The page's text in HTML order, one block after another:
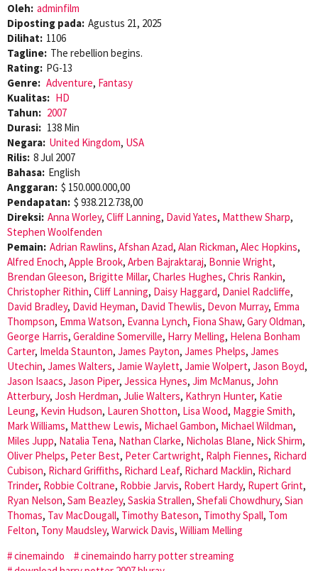
Oleh: adminfilm
Diposting pada: Agustus 21, 2025
Dilihat: 1106
Tagline: The rebellion begins.
Rating: PG-13
Genre: Adventure, Fantasy
Kualitas: HD
Tahun: 2007
Durasi: 138 Min
Negara: United Kingdom, USA
Rilis: 8 Jul 2007
Bahasa: English
Anggaran: $ 150.000.000,00
Pendapatan: $ 938.212.738,00
Direksi: Anna Worley, Cliff Lanning, David Yates, Matthew Sharp,
Stephen Woolfenden
Pemain: Adrian Rawlins, Afshan Azad, Alan Rickman, Alec Hopkins,
Alfred Enoch, Apple Brook, Arben Bajraktaraj, Bonnie Wright,
Brendan Gleeson, Brigitte Millar, Charles Hughes, Chris Rankin,
Christopher Rithin, Cliff Lanning, Daisy Haggard, Daniel Radcliffe,
David Bradley, David Heyman, David Thewlis, Devon Murray, Emma
Thompson, Emma Watson, Evanna Lynch, Fiona Shaw, Gary Oldman,
George Harris, Geraldine Somerville, Harry Melling, Helena Bonham
Carter, Imelda Staunton, James Payton, James Phelps, James
Utechin, James Walters, Jamie Waylett, Jamie Wolpert, Jason Boyd,
Jason Isaacs, Jason Piper, Jessica Hynes, Jim McManus, John
Atterbury, Josh Herdman, Julie Walters, Kathryn Hunter, Katie
Leung, Kevin Hudson, Lauren Shotton, Lisa Wood, Maggie Smith,
Mark Williams, Matthew Lewis, Michael Gambon, Michael Wildman,
Miles Jupp, Natalia Tena, Nathan Clarke, Nicholas Blane, Nick Shirm,
Oliver Phelps, Peter Best, Peter Cartwright, Ralph Fiennes, Richard
Cubison, Richard Griffiths, Richard Leaf, Richard Macklin, Richard
Trinder, Robbie Coltrane, Robbie Jarvis, Robert Hardy, Rupert Grint,
Ryan Nelson, Sam Beazley, Saskia Strallen, Shefali Chowdhury, Sian
Thomas, Tav MacDougall, Timothy Bateson, Timothy Spall, Tom
Felton, Tony Maudsley, Warwick Davis, William Melling
cinemaindo
cinemaindo harry potter streaming